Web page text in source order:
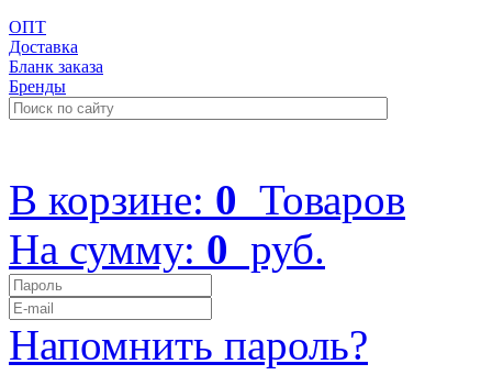
ОПТ
Доставка
Бланк заказа
Бренды
В корзине: 0 Товаров
На сумму: 0 руб.
Напомнить пароль?